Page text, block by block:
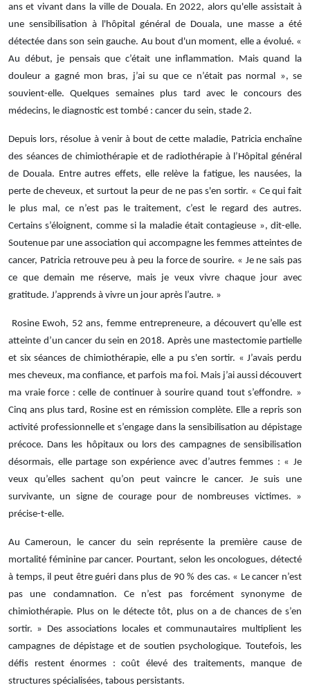
ans et vivant dans la ville de Douala. En 2022, alors qu'elle assistait à
une sensibilisation à l'hôpital général de Douala, une masse a été
détectée dans son sein gauche. Au bout d'un moment, elle a évolué. «
Au début, je pensais que c’était une inflammation. Mais quand la
douleur a gagné mon bras, j’ai su que ce n’était pas normal », se
souvient-elle. Quelques semaines plus tard avec le concours des
médecins, le diagnostic est tombé : cancer du sein, stade 2.
Depuis lors, résolue à venir à bout de cette maladie, Patricia enchaîne
des séances de chimiothérapie et de radiothérapie à l’Hôpital général
de Douala. Entre autres effets, elle relève la fatigue, les nausées, la
perte de cheveux, et surtout la peur de ne pas s'en sortir. « Ce qui fait
le plus mal, ce n’est pas le traitement, c’est le regard des autres.
Certains s’éloignent, comme si la maladie était contagieuse », dit-elle.
Soutenue par une association qui accompagne les femmes atteintes de
cancer, Patricia retrouve peu à peu la force de sourire. « Je ne sais pas
ce que demain me réserve, mais je veux vivre chaque jour avec
gratitude. J’apprends à vivre un jour après l’autre. »
Rosine Ewoh, 52 ans, femme entrepreneure, a découvert qu’elle est
atteinte d’un cancer du sein en 2018. Après une mastectomie partielle
et six séances de chimiothérapie, elle a pu s'en sortir. « J’avais perdu
mes cheveux, ma confiance, et parfois ma foi. Mais j’ai aussi découvert
ma vraie force : celle de continuer à sourire quand tout s’effondre. »
Cinq ans plus tard, Rosine est en rémission complète. Elle a repris son
activité professionnelle et s’engage dans la sensibilisation au dépistage
précoce. Dans les hôpitaux ou lors des campagnes de sensibilisation
désormais, elle partage son expérience avec d’autres femmes : « Je
veux qu’elles sachent qu’on peut vaincre le cancer. Je suis une
survivante, un signe de courage pour de nombreuses victimes. »
précise-t-elle.
Au Cameroun, le cancer du sein représente la première cause de
mortalité féminine par cancer. Pourtant, selon les oncologues, détecté
à temps, il peut être guéri dans plus de 90 % des cas. « Le cancer n’est
pas une condamnation. Ce n’est pas forcément synonyme de
chimiothérapie. Plus on le détecte tôt, plus on a de chances de s’en
sortir. » Des associations locales et communautaires multiplient les
campagnes de dépistage et de soutien psychologique. Toutefois, les
défis restent énormes : coût élevé des traitements, manque de
structures spécialisées, tabous persistants.